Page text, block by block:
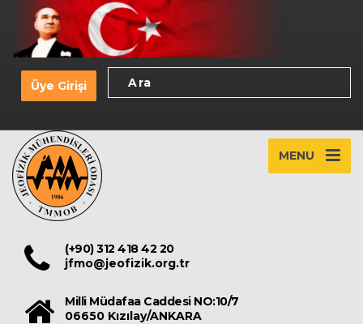
Üye Girişi
MENU
(+90) 312 418 42 20
jfmo@jeofizik.org.tr
Milli Müdafaa Caddesi NO:10/7
06650 Kızılay/ANKARA